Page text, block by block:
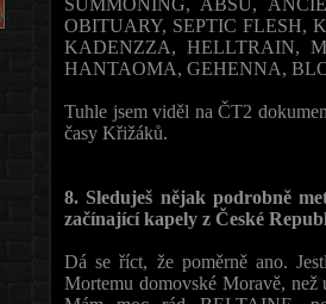
SUMMONING, ABSU,
OBITUARY, SEPTIC FLESH,
KADENZZA, HELLTRAIN,
HANTAOMA, GEHENNA,
Tuhle jsem viděl na ČT2
časy Křižáků.
8. Sleduješ nějak podrobně
začínající kapely z České
Dá se říct, že poměrně ano.
Mortemu domovské Moravě, než